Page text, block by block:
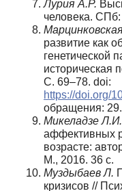
Лурия А.Р.
человека.
развитие как
генетической
историческая
С. 69–78. doi:
https://doi.org/
обращения:
Микеладзе Л.И.
аффективных
возрасте:
М., 2016. 36 с.
Муздыбаев Л.
кризисов //